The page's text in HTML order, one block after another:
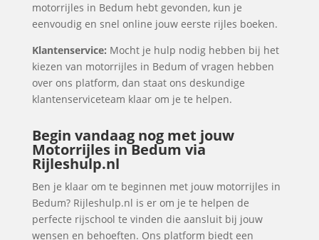
motorrijles in Bedum hebt gevonden, kun je
eenvoudig en snel online jouw eerste rijles boeken.
Klantenservice: Mocht je hulp nodig hebben bij het
kiezen van motorrijles in Bedum of vragen hebben
over ons platform, dan staat ons deskundige
klantenserviceteam klaar om je te helpen.
Begin vandaag nog met jouw
Motorrijles in Bedum via
Rijleshulp.nl
Ben je klaar om te beginnen met jouw motorrijles in
Bedum? Rijleshulp.nl is er om je te helpen de
perfecte rijschool te vinden die aansluit bij jouw
wensen en behoeften. Ons platform biedt een